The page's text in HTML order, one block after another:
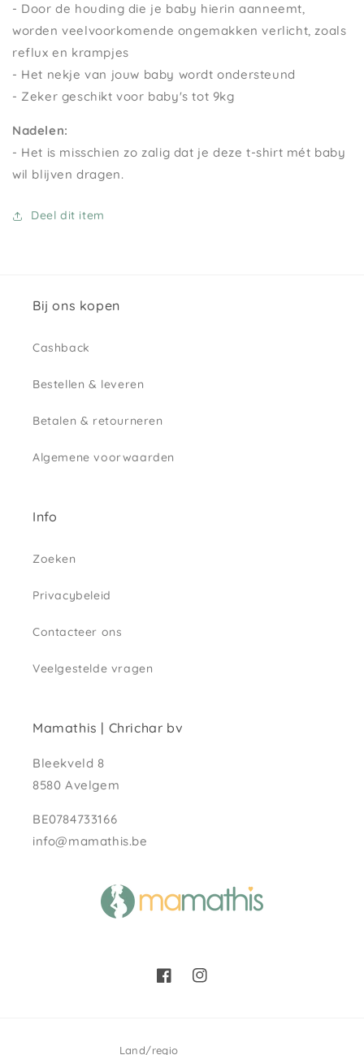
- Door de houding die je baby hierin aanneemt,
worden veelvoorkomende ongemakken verlicht, zoals
reflux en krampjes
- Het nekje van jouw baby wordt ondersteund
- Zeker geschikt voor baby's tot 9kg
Nadelen:
- Het is misschien zo zalig dat je deze t-shirt mét baby
wil blijven dragen.
Deel dit item
Bij ons kopen
Cashback
Bestellen & leveren
Betalen & retourneren
Algemene voorwaarden
Info
Zoeken
Privacybeleid
Contacteer ons
Veelgestelde vragen
Mamathis | Chrichar bv
Bleekveld 8
8580 Avelgem
BE0784733166
info@mamathis.be
FacebookInstagram
Land/regio